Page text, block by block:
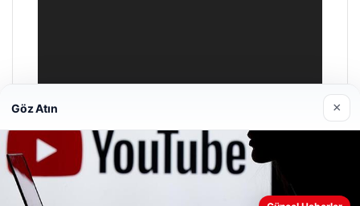
Enes Kaplan Avukatlık Bürosu
Nisan 28, 2026
Göz Atın ×